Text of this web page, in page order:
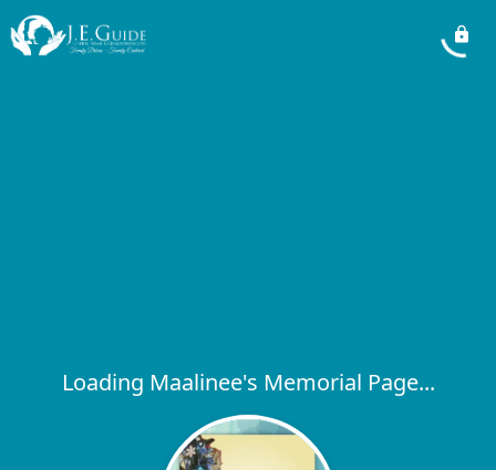
Loading Maalinee's Memorial Page...